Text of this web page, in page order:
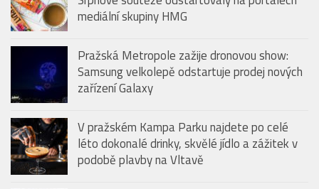
mediální skupiny HMG
Pražská Metropole zažije dronovou show:
Samsung velkolepě odstartuje prodej nových
zařízení Galaxy
V pražském Kampa Parku najdete po celé
léto dokonalé drinky, skvělé jídlo a zážitek v
podobě plavby na Vltavě